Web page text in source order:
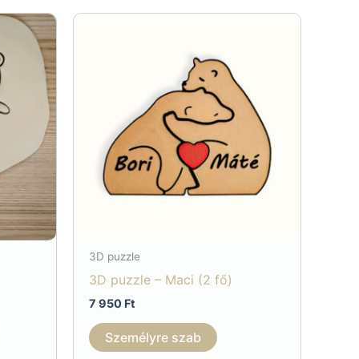
3D puzzle
3D puzzle – Maci (2 fő)
7 950 Ft
Személyre szab